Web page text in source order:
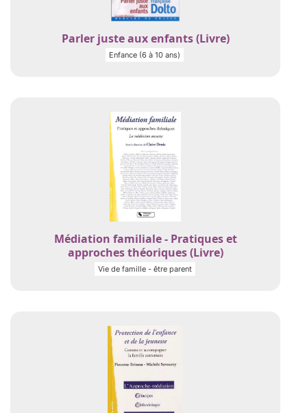
Parler juste aux enfants (Livre)
Enfance (6 à 10 ans)
Médiation familiale - Pratiques et
approches théoriques (Livre)
Vie de famille - être parent